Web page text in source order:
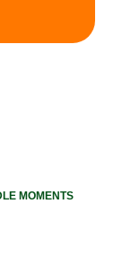
MOMENTS